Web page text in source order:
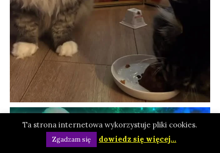
Ta strona internetowa wykorzystuje pliki cookies.
Zgadzam się dowiedz się więcej...